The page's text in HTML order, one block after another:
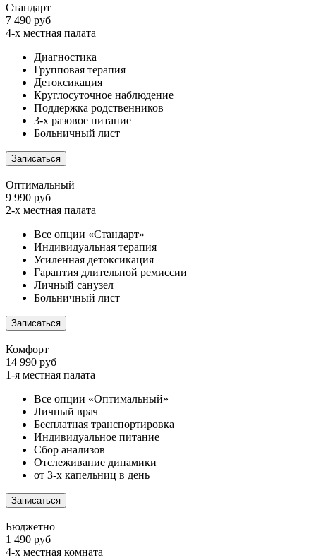
Стандарт
7 490 руб
4-х местная палата
Диагностика
Групповая терапия
Детоксикация
Круглосуточное наблюдение
Поддержка родственников
3-х разовое питание
Больничный лист
Записаться
Оптимальный
9 990 руб
2-х местная палата
Все опции «Стандарт»
Индивидуальная терапия
Усиленная детоксикация
Гарантия длительной ремиссии
Личный санузел
Больничный лист
Записаться
Комфорт
14 990 руб
1-я местная палата
Все опции «Оптимальный»
Личный врач
Бесплатная транспортировка
Индивидуальное питание
Сбор анализов
Отслеживание динамики
от 3-х капельниц в день
Записаться
Бюджетно
1 490 руб
4-х местная комната